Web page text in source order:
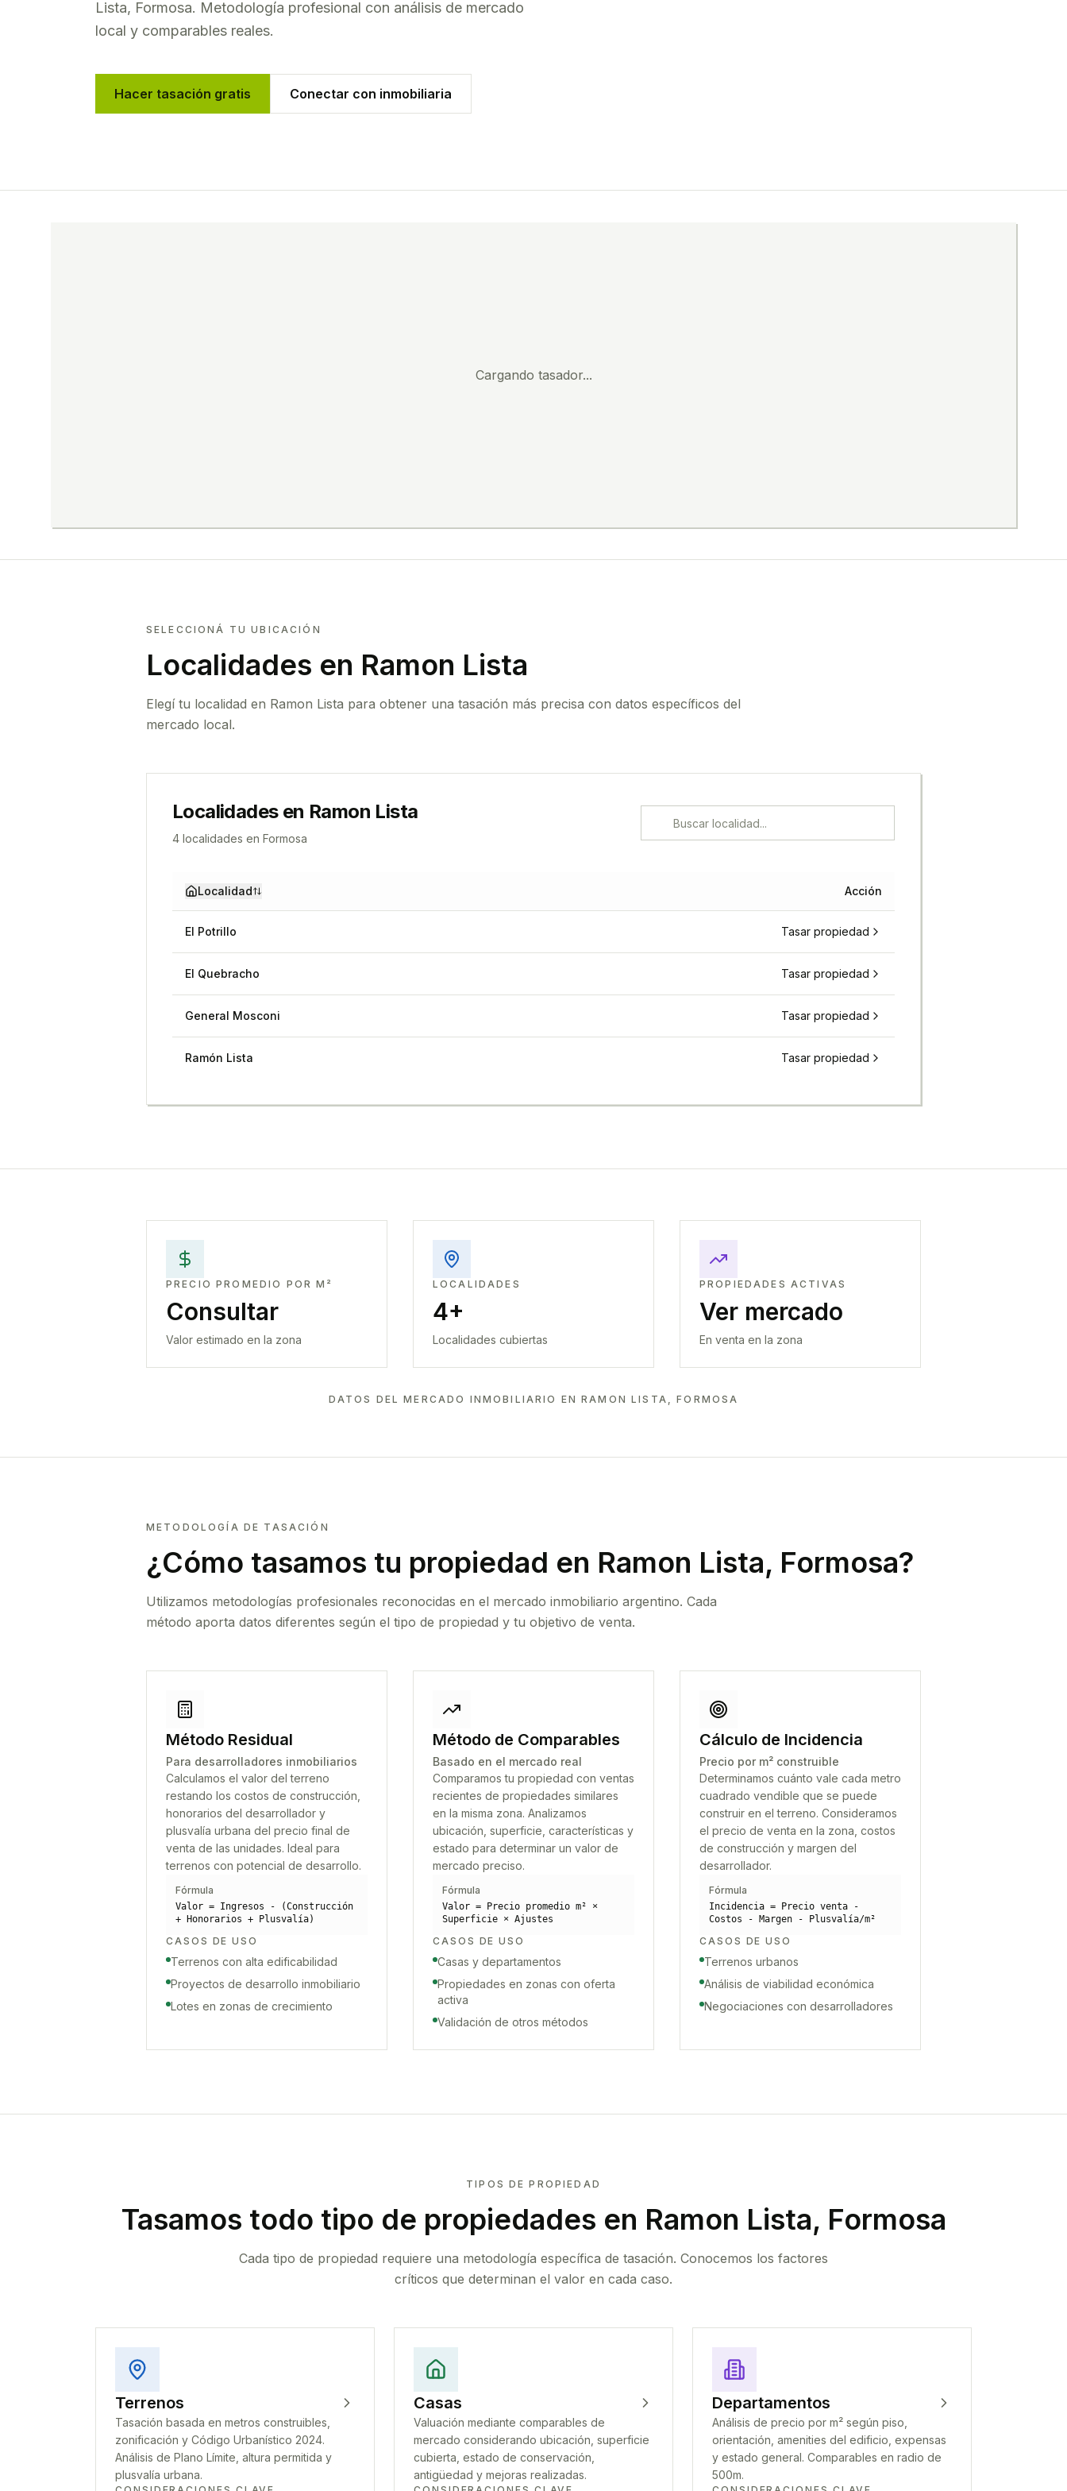
Lista, Formosa. Metodología profesional con análisis de mercado
local y comparables reales.
Hacer tasación gratis Conectar con inmobiliaria
Cargando tasador...
SELECCIONÁ TU UBICACIÓN
Localidades en Ramon Lista
Elegí tu localidad en Ramon Lista para obtener una tasación más precisa con datos específicos del
mercado local.
Localidades en Ramon Lista
4 localidades en Formosa
Localidad Acción
El Potrillo Tasar propiedad
El Quebracho Tasar propiedad
General Mosconi Tasar propiedad
Ramón Lista Tasar propiedad
PRECIO PROMEDIO POR M²
Consultar
Valor estimado en la zona
LOCALIDADES
4+
Localidades cubiertas
PROPIEDADES ACTIVAS
Ver mercado
En venta en la zona
DATOS DEL MERCADO INMOBILIARIO ENRAMON LISTA, FORMOSA
METODOLOGÍA DE TASACIÓN
¿Cómo tasamos tu propiedad en Ramon Lista, Formosa?
Utilizamos metodologías profesionales reconocidas en el mercado inmobiliario argentino. Cada
método aporta datos diferentes según el tipo de propiedad y tu objetivo de venta.
Método Residual
Para desarrolladores inmobiliarios
Calculamos el valor del terreno
restando los costos de construcción,
honorarios del desarrollador y
plusvalía urbana del precio final de
venta de las unidades. Ideal para
terrenos con potencial de desarrollo.
Fórmula
Valor = Ingresos - (Construcción
+ Honorarios + Plusvalía)
CASOS DE USO
Terrenos con alta edificabilidad
Proyectos de desarrollo inmobiliario
Lotes en zonas de crecimiento
Método de Comparables
Basado en el mercado real
Comparamos tu propiedad con ventas
recientes de propiedades similares
en la misma zona. Analizamos
ubicación, superficie, características y
estado para determinar un valor de
mercado preciso.
Fórmula
Valor = Precio promedio m² ×
Superficie × Ajustes
CASOS DE USO
Casas y departamentos
Propiedades en zonas con oferta
activa
Validación de otros métodos
Cálculo de Incidencia
Precio por m² construible
Determinamos cuánto vale cada metro
cuadrado vendible que se puede
construir en el terreno. Consideramos
el precio de venta en la zona, costos
de construcción y margen del
desarrollador.
Fórmula
Incidencia = Precio venta -
Costos - Margen - Plusvalía/m²
CASOS DE USO
Terrenos urbanos
Análisis de viabilidad económica
Negociaciones con desarrolladores
TIPOS DE PROPIEDAD
Tasamos todo tipo de propiedades en Ramon Lista, Formosa
Cada tipo de propiedad requiere una metodología específica de tasación. Conocemos los factores
críticos que determinan el valor en cada caso.
Terrenos
Tasación basada en metros construibles,
zonificación y Código Urbanístico 2024.
Análisis de Plano Límite, altura permitida y
plusvalía urbana.
Casas
Valuación mediante comparables de
mercado considerando ubicación, superficie
cubierta, estado de conservación,
antigüedad y mejoras realizadas.
Departamentos
Análisis de precio por m² según piso,
orientación, amenities del edificio, expensas
y estado general. Comparables en radio de
500m.